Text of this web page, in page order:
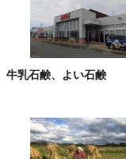
牛乳石鹸、よい石鹸